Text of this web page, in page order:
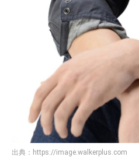
出典： https://image.walkerplus.com